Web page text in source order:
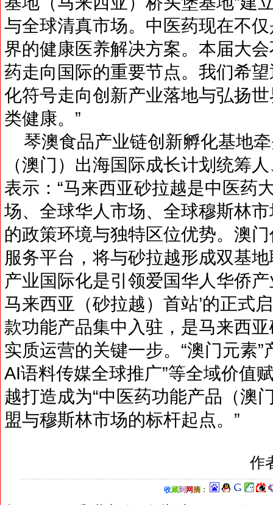
与全球清真市场。中医药现在不
界的健康医养解决方案。本届大
药走向国际的重要节点。我们希
化符号走向创新产业落地与弘扬
类健康。”
琴澳食品产业链创新孵化基地
（澳门）出海国际成长计划统筹
表示：“马来西亚砂拉越是中医药
场、全球华人市场、全球穆斯林
的政策环境与独特区位优势。澳
服务平台，将与砂拉越形成双基
产业国际化是引领爱国华人华侨
马来西亚（砂拉越）首站’的正式
款功能产品集中入驻，是马来西
实质运营的关键一步。“澳门元素
AI语料传媒全球推广”等全域价值
越打造成为“中医药功能产品（澳
盟与穆斯林市场的标杆起点。”
作
收藏到 网摘：